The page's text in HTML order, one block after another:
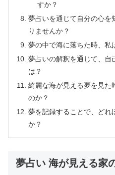
すか？
夢占いを通じて自分の心を
りませんか？
夢の中で海に落ちた時、私
夢占いの解釈を通じて、自
は？
綺麗な海が見える夢を見た
のか？
夢を記録することで、どれ
か？
夢占い 海が見える家